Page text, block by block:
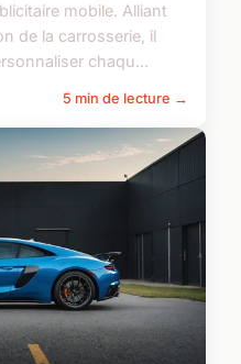
mobile. Alliant
de la carrosserie, il
chaqu...
5 min de lecture →